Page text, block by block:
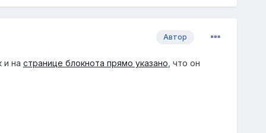
Автор
и на странице блокнота прямо указано , что он